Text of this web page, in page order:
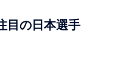
目の日本選手